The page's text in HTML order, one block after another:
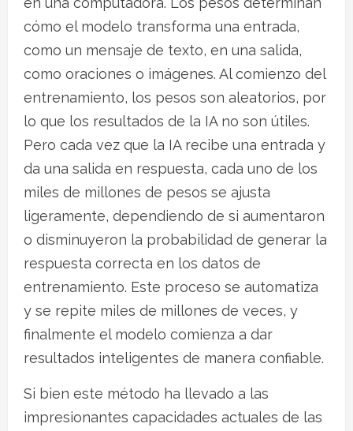
cómo el modelo transforma una entrada,
como un mensaje de texto, en una salida,
como oraciones o imágenes. Al comienzo del
entrenamiento, los pesos son aleatorios, por
lo que los resultados de la IA no son útiles.
Pero cada vez que la IA recibe una entrada y
da una salida en respuesta, cada uno de los
miles de millones de pesos se ajusta
ligeramente, dependiendo de si aumentaron
o disminuyeron la probabilidad de generar la
respuesta correcta en los datos de
entrenamiento. Este proceso se automatiza
y se repite miles de millones de veces, y
finalmente el modelo comienza a dar
resultados inteligentes de manera confiable.
Si bien este método ha llevado a las
impresionantes capacidades actuales de las